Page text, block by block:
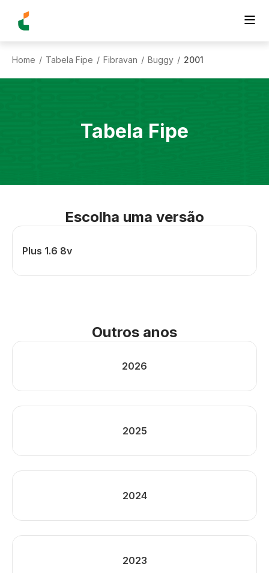
Home / Tabela Fipe / Fibravan / Buggy / 2001
Tabela Fipe
Escolha uma versão
Plus 1.6 8v
Outros anos
2026
2025
2024
2023